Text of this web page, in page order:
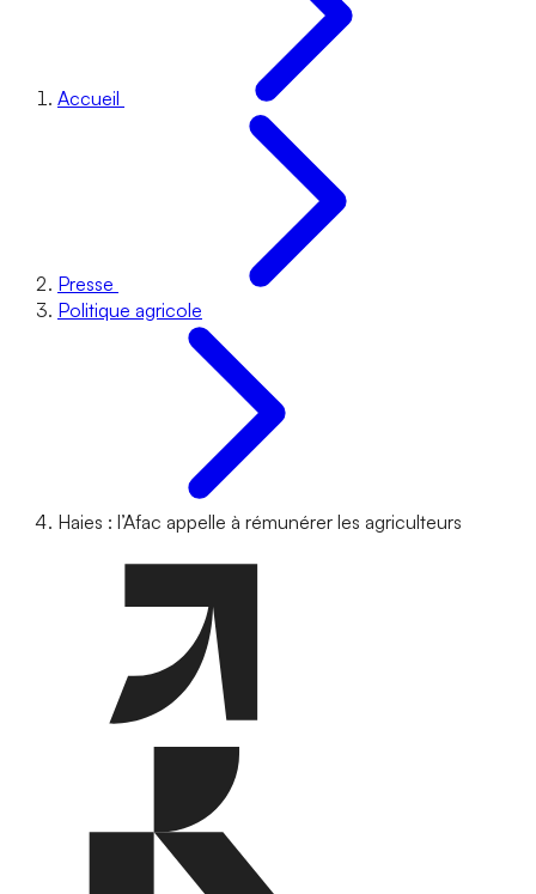
Accueil
Presse
Politique agricole
Haies : l’Afac appelle à rémunérer les agriculteurs